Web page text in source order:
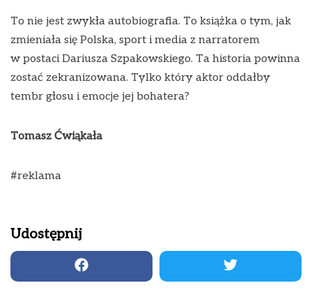
To nie jest zwykła autobiografia. To książka o tym, jak
zmieniała się Polska, sport i media z narratorem
w postaci Dariusza Szpakowskiego. Ta historia powinna
zostać zekranizowana. Tylko który aktor oddałby
tembr głosu i emocje jej bohatera?
Tomasz Ćwiąkała
#reklama
Udostępnij